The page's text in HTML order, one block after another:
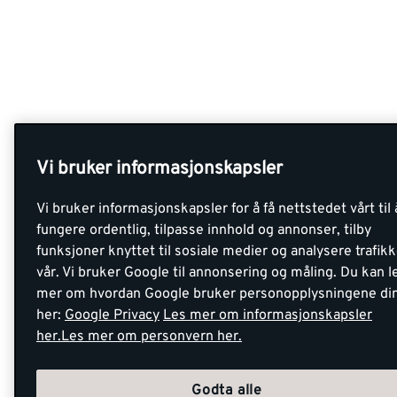
Vi bruker informasjonskapsler
Vi bruker informasjonskapsler for å få nettstedet vårt til
fungere ordentlig, tilpasse innhold og annonser, tilby
funksjoner knyttet til sosiale medier og analysere
vår. Vi bruker Google til annonsering og måling. Du kan
mer om hvordan Google bruker personopplysningene
her: Google Privacy Les mer om informasjonskapsler
her.Les mer om personvern her.
Godta alle